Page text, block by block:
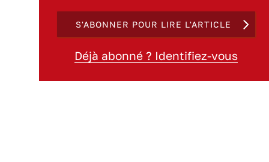
S'ABONNER POUR LIRE L'ARTICLE
Déjà abonné ? Identifiez-vous